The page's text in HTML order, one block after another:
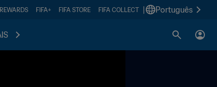
FIFA+ FIFA STORE FIFA COLLECT Português